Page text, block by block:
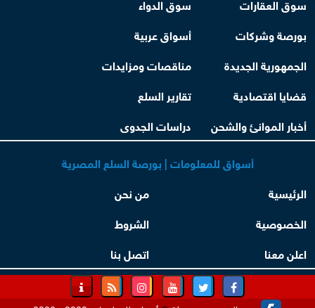
سوق العقارات
سوق الدواء
بورصة وشركات
أسواق عربية
الجمهورية الجديدة
مناقصات ومزايدات
قضايا اقتصادية
تقارير السلع
أخبار الموانئ والشحن
دراسات الجدوى
أسواق للمعلومات | بورصة السلع المصرية
الرئيسية
من نحن
الخصوصية
الشروط
اعلن معنا
اتصل بنا